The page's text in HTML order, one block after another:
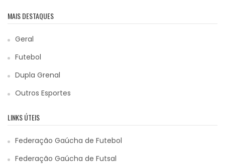
MAIS DESTAQUES
Geral
Futebol
Dupla Grenal
Outros Esportes
LINKS ÚTEIS
Federação Gaúcha de Futebol
Federação Gaúcha de Futsal